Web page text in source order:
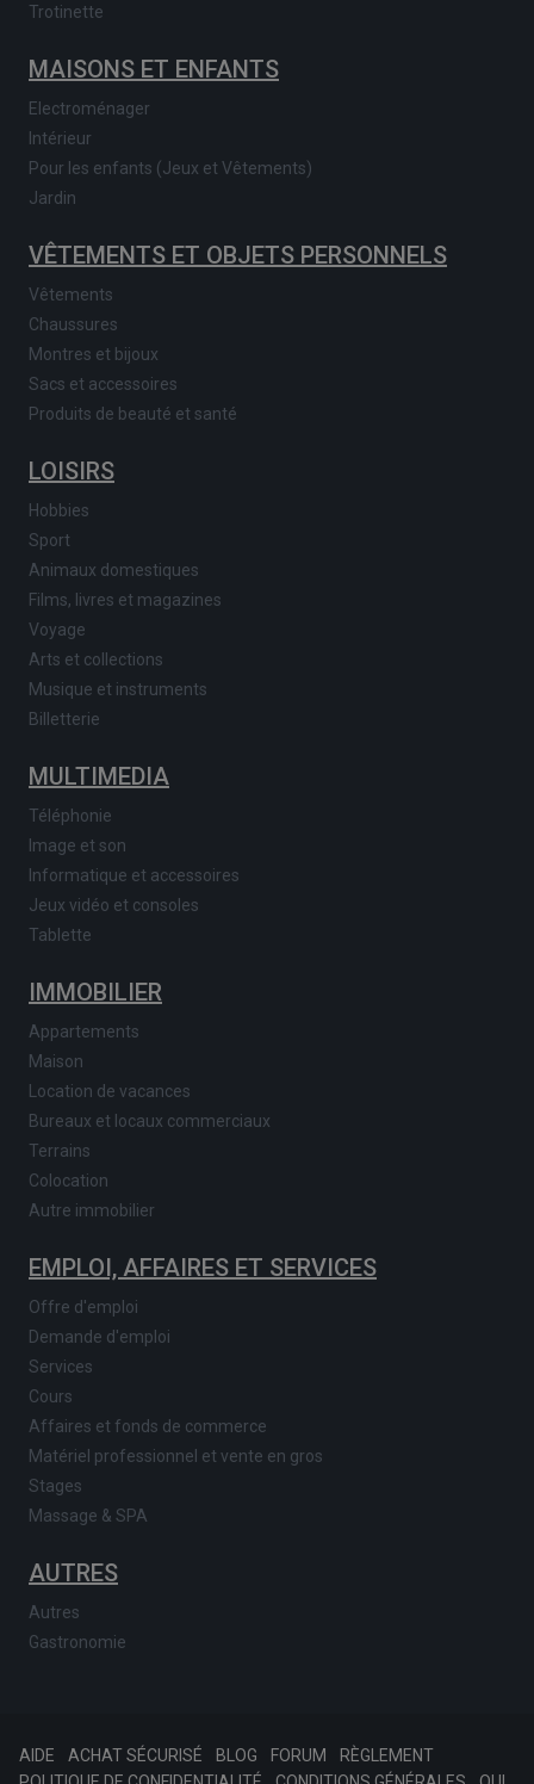
Trotinette
MAISONS ET ENFANTS
Electroménager
Intérieur
Pour les enfants (Jeux et Vêtements)
Jardin
VÊTEMENTS ET OBJETS PERSONNELS
Vêtements
Chaussures
Montres et bijoux
Sacs et accessoires
Produits de beauté et santé
LOISIRS
Hobbies
Sport
Animaux domestiques
Films, livres et magazines
Voyage
Arts et collections
Musique et instruments
Billetterie
MULTIMEDIA
Téléphonie
Image et son
Informatique et accessoires
Jeux vidéo et consoles
Tablette
IMMOBILIER
Appartements
Maison
Location de vacances
Bureaux et locaux commerciaux
Terrains
Colocation
Autre immobilier
EMPLOI, AFFAIRES ET SERVICES
Offre d'emploi
Demande d'emploi
Services
Cours
Affaires et fonds de commerce
Matériel professionnel et vente en gros
Stages
Massage & SPA
AUTRES
Autres
Gastronomie
AIDE ACHAT SÉCURISÉ BLOG FORUM
RÈGLEMENT